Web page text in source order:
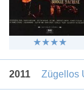
2011 Zügellos